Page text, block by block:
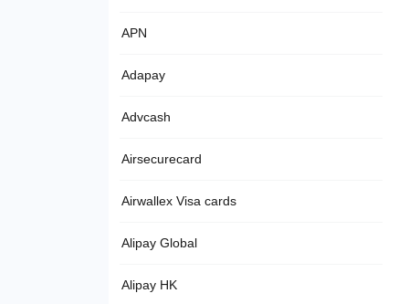
APN
Adapay
Advcash
Airsecurecard
Airwallex Visa cards
Alipay Global
Alipay HK